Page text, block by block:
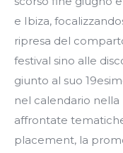
e Ibiza,
ripresa del
festival sino alle
giunto al suo
nel calendario
affrontate
placement, la